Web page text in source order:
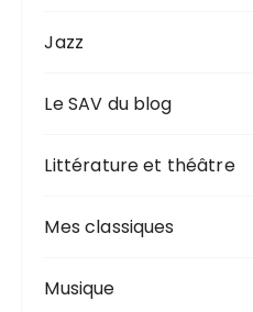
Jazz
Le SAV du blog
Littérature et théâtre
Mes classiques
Musique